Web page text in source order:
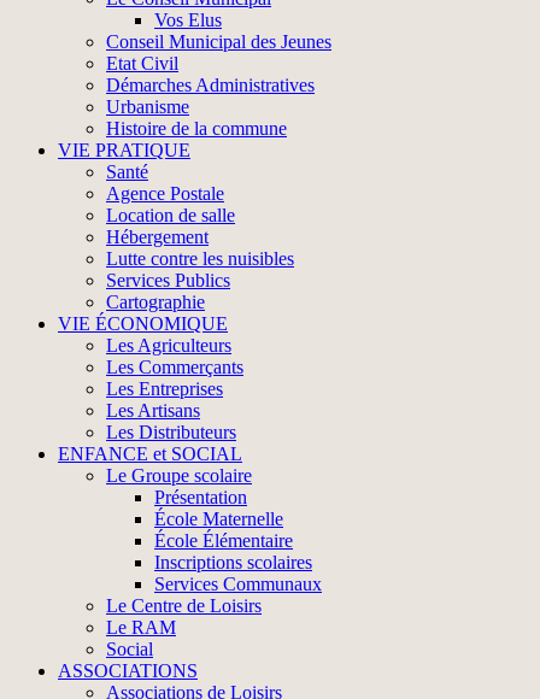
Vos Elus
Conseil Municipal des Jeunes
Etat Civil
Démarches Administratives
Urbanisme
Histoire de la commune
VIE PRATIQUE
Santé
Agence Postale
Location de salle
Hébergement
Lutte contre les nuisibles
Services Publics
Cartographie
VIE ÉCONOMIQUE
Les Agriculteurs
Les Commerçants
Les Entreprises
Les Artisans
Les Distributeurs
ENFANCE et SOCIAL
Le Groupe scolaire
Présentation
École Maternelle
École Élémentaire
Inscriptions scolaires
Services Communaux
Le Centre de Loisirs
Le RAM
Social
ASSOCIATIONS
Associations de Loisirs